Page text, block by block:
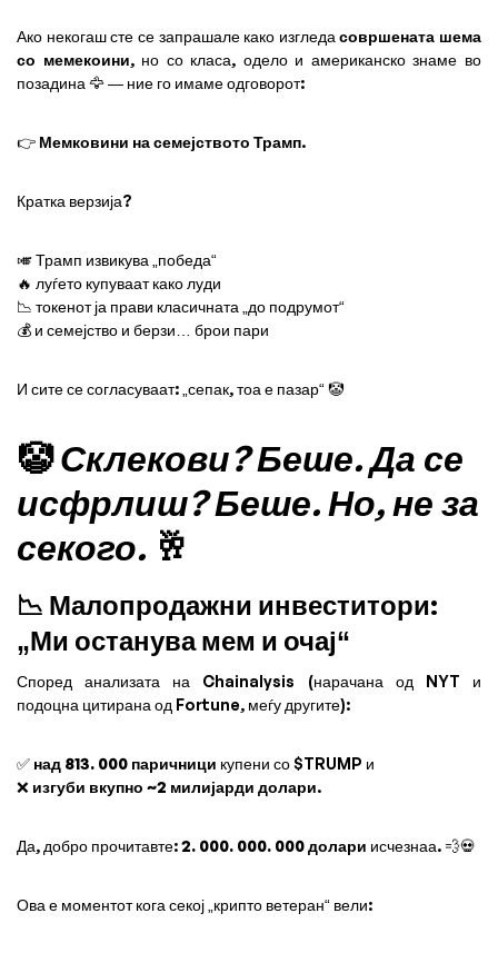
Ако некогаш сте се запрашале како изгледасовршената шема
со мемекоини, но со класа, одело и американско знаме во
позадина 🦅 — ние го имаме одговорот:
👉 Мемковини на семејството Трамп.
Кратка верзија?
🎺 Трамп извикува „победа“
🔥 луѓето купуваат како луди
📉 токенот ја прави класичната „до подрумот“
💰 и семејство и берзи… брои пари
И сите се согласуваат: „сепак, тоа е пазар“ 🤡
🤡Склекови? Беше. Да се ​​
исфрлиш? Беше. Но, не за
секого. 🥂
📉 Малопродажни инвеститори:
„Ми останува мем и очај“
Според анализата на Chainalysis (нарачана од NYT и
подоцна цитирана од Fortune, меѓу другите):
✅ над 813. 000 паричници купени со $TRUMP и
❌ изгуби вкупно ~2 милијарди долари.
Да, добро прочитавте:2. 000. 000. 000 долари исчезнаа. 💨💀
Ова е моментот кога секој „крипто ветеран“ вели: